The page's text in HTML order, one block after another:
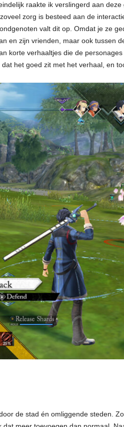
raakte ik verslingerd aan
zorg is besteed aan de
valt dit op. Omdat je ze
en zijn vrienden, maar ook tussen
korte verhaaltjes die de
het goed zit met het verhaal, en
de stad én omliggende steden.